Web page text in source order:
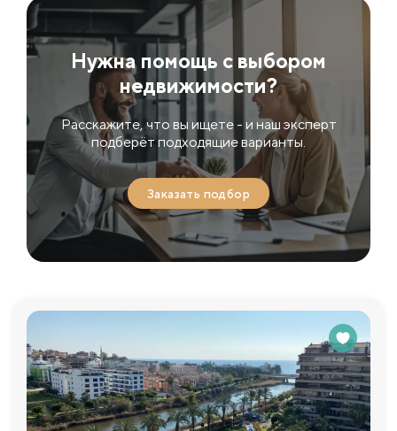
Нужна помощь с выбором
недвижимости?
Расскажите, что вы ищете - и наш эксперт
подберёт подходящие варианты.
Заказать подбор